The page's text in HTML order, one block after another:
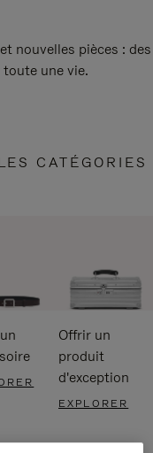
nouvelles pièces : des
une vie.
CATÉGORIES
Offrir un
produit
d'exception
EXPLORER